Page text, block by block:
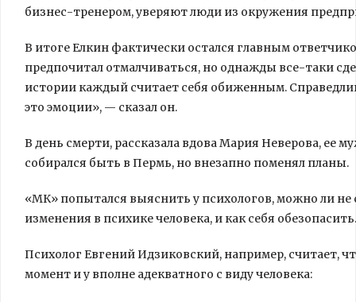
бизнес-тренером, уверяют люди из окружения
В итоге Елкин фактически остался главным
предпочитал отмалчиваться, но однажды все-таки
истории каждый считает себя обиженным.
это эмоции», — сказал он.
В день смерти, рассказала вдова Мария Неверова, ее
собирался быть в Пермь, но внезапно поменял планы.
«МК» попытался выяснить у психологов, можно ли не
изменения в психике человека, и как себя обезопасить.
Психолог Евгений Идзиковский, например, считает,
момент и у вполне адекватного с виду человека: